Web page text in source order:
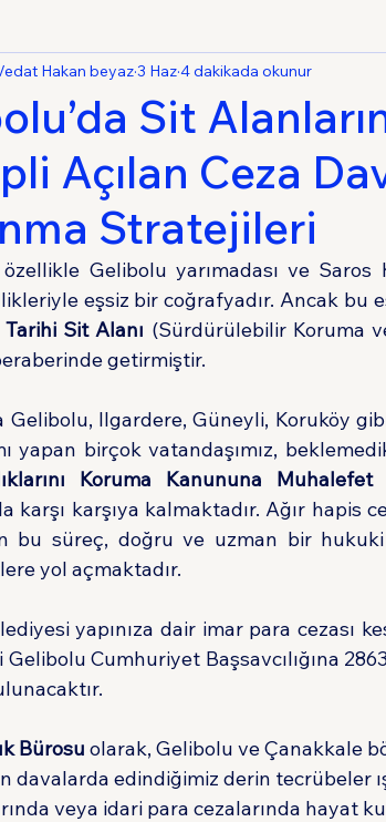
Hukuku İş Hukuku
Sigorta Hukuku Tüketici
Sit
Açılan Ceza
Stratejileri
Hakan beyaz3 Haz4 dakikada okunur
Gelibolu yarımadası ve Saros
Sit Alanı (Sürdürülebilir Koruma
getirmiştir.
Gelibolu, Ilgardere, Güneyli, Koruköy
yapan birçok vatandaşımız,
Koruma Kanununa Muhalefet
karşı karşıya kalmaktadır. Ağır hapis
bu süreç, doğru ve uzman bir
yol açmaktadır.
yapınıza dair imar para cezası
Cumhuriyet Başsavcılığına
Bürosu olarak, Gelibolu ve Çanakkale
davalarda edindiğimiz derin tecrübeler
veya idari para cezalarında hayat